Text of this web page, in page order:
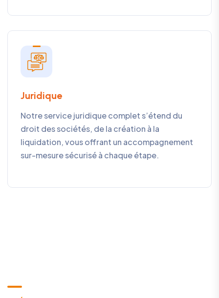
Juridique
Notre service juridique complet s’étend du
droit des sociétés, de la création à la
liquidation, vous offrant un accompagnement
sur-mesure sécurisé à chaque étape.